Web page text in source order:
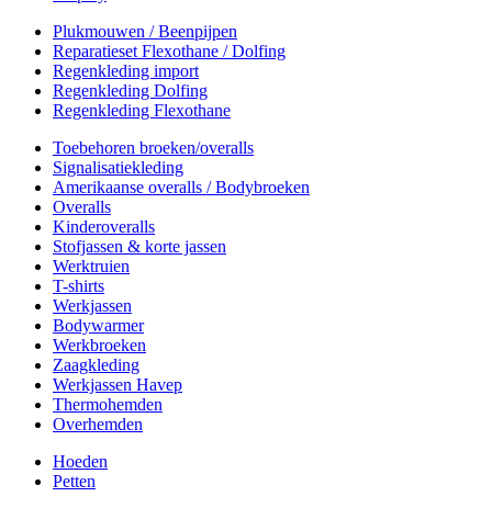
Plukmouwen / Beenpijpen
Reparatieset Flexothane / Dolfing
Regenkleding import
Regenkleding Dolfing
Regenkleding Flexothane
Toebehoren broeken/overalls
Signalisatiekleding
Amerikaanse overalls / Bodybroeken
Overalls
Kinderoveralls
Stofjassen & korte jassen
Werktruien
T-shirts
Werkjassen
Bodywarmer
Werkbroeken
Zaagkleding
Werkjassen Havep
Thermohemden
Overhemden
Hoeden
Petten